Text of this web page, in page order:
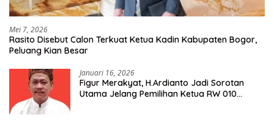
Mei 7, 2026
Rasito Disebut Calon Terkuat Ketua Kadin Kabupaten Bogor,
Peluang Kian Besar
Januari 16, 2026
Figur Merakyat, H.Ardianto Jadi Sorotan
Utama Jelang Pemilihan Ketua RW 010